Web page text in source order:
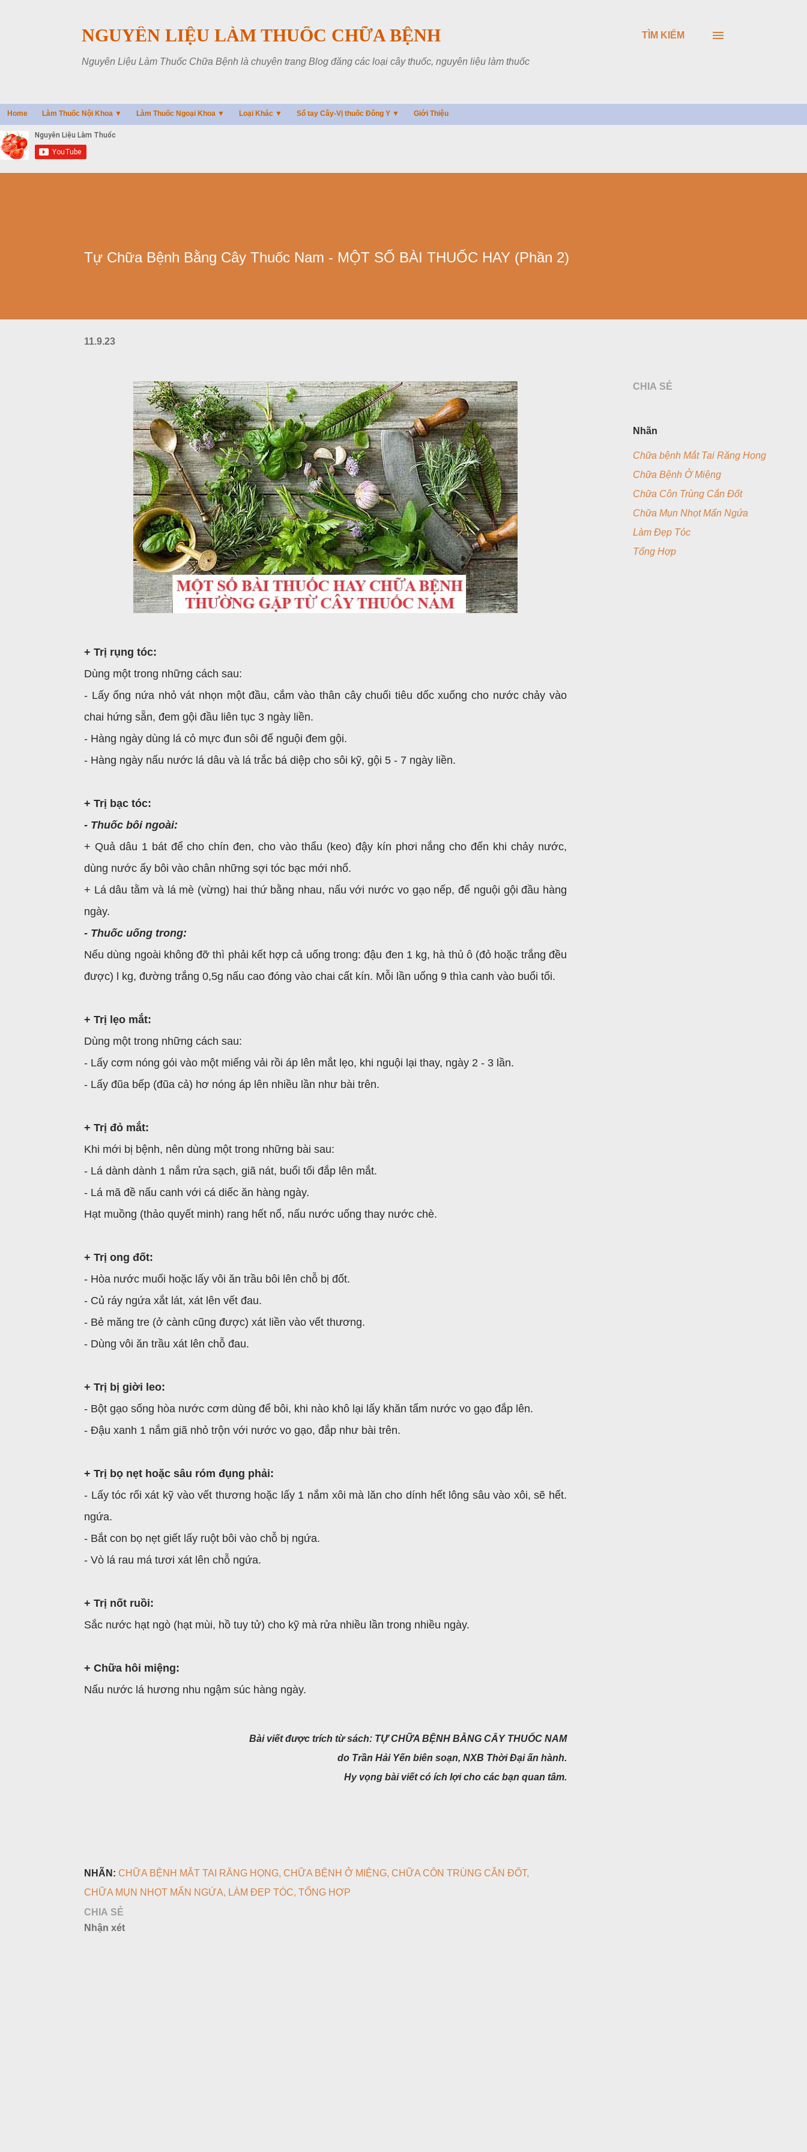
NGUYÊN LIỆU LÀM THUỐC CHỮA BỆNH
Nguyên Liệu Làm Thuốc Chữa Bệnh là chuyên trang Blog đăng các loại cây thuốc, nguyên liệu làm thuốc
TÌM KIẾM
Home Làm Thuốc Nội Khoa ▼ Làm Thuốc Ngoại Khoa ▼ Loại Khác ▼ Sổ tay Cây-Vị thuốc Đông Y ▼ Giới Thiệu
Tự Chữa Bệnh Bằng Cây Thuốc Nam - MỘT SỐ BÀI THUỐC HAY (Phần 2)
11.9.23
+ Trị rụng tóc:
Dùng một trong những cách sau:
- Lấy ống nứa nhỏ vát nhọn một đầu, cắm vào thân cây chuối tiêu dốc xuống cho nước chảy vào
chai hứng sẵn, đem gội đầu liên tục 3 ngày liền.
- Hàng ngày dùng lá cỏ mực đun sôi để nguội đem gội.
- Hàng ngày nấu nước lá dâu và lá trắc bá diệp cho sôi kỹ, gội 5 - 7 ngày liền.
+ Trị bạc tóc:
- Thuốc bôi ngoài:
+ Quả dâu 1 bát để cho chín đen, cho vào thẩu (keo) đậy kín phơi nắng cho đến khi chảy nước,
dùng nước ấy bôi vào chân những sợi tóc bạc mới nhổ.
+ Lá dâu tằm và lá mè (vừng) hai thứ bằng nhau, nấu với nước vo gạo nếp, để nguội gội đầu hàng
ngày.
- Thuốc uống trong:
Nếu dùng ngoài không đỡ thì phải kết hợp cả uống trong: đậu đen 1 kg, hà thủ ô (đỏ hoặc trắng đều
được) l kg, đường trắng 0,5g nấu cao đóng vào chai cất kín. Mỗi lần uống 9 thìa canh vào buổi tối.
+ Trị lẹo mắt:
Dùng một trong những cách sau:
- Lấy cơm nóng gói vào một miếng vải rồi áp lên mắt lẹo, khi nguội lại thay, ngày 2 - 3 lần.
- Lấy đũa bếp (đũa cả) hơ nóng áp lên nhiều lần như bài trên.
+ Trị đỏ mắt:
Khi mới bị bệnh, nên dùng một trong những bài sau:
- Lá dành dành 1 nắm rửa sạch, giã nát, buổi tối đắp lên mắt.
- Lá mã đề nấu canh với cá diếc ăn hàng ngày.
Hạt muồng (thảo quyết minh) rang hết nổ, nấu nước uống thay nước chè.
+ Trị ong đốt:
- Hòa nước muối hoặc lấy vôi ăn trầu bôi lên chỗ bị đốt.
- Củ ráy ngứa xắt lát, xát lên vết đau.
- Bẻ măng tre (ở cành cũng được) xát liền vào vết thương.
- Dùng vôi ăn trầu xát lên chỗ đau.
+ Trị bị giời leo:
- Bột gạo sống hòa nước cơm dùng để bôi, khi nào khô lại lấy khăn tẩm nước vo gạo đắp lên.
- Đậu xanh 1 nắm giã nhỏ trộn với nước vo gạo, đắp như bài trên.
+ Trị bọ nẹt hoặc sâu róm đụng phải:
- Lấy tóc rối xát kỹ vào vết thương hoặc lấy 1 nắm xôi mà lăn cho dính hết lông sâu vào xôi, sẽ hết.
ngứa.
- Bắt con bọ nẹt giết lấy ruột bôi vào chỗ bị ngứa.
- Vò lá rau má tươi xát lên chỗ ngứa.
+ Trị nốt ruồi:
Sắc nước hạt ngò (hạt mùi, hồ tuy tử) cho kỹ mà rửa nhiều lần trong nhiều ngày.
+ Chữa hôi miệng:
Nấu nước lá hương nhu ngậm súc hàng ngày.
Bài viết được trích từ sách: TỰ CHỮA BỆNH BẰNG CÂY THUỐC NAM
do Trần Hải Yến biên soạn, NXB Thời Đại ấn hành.
Hy vọng bài viết có ích lợi cho các bạn quan tâm.
CHIA SẺ
Nhãn
Chữa bệnh Mắt Tai Răng Họng
Chữa Bệnh Ở Miệng
Chữa Côn Trùng Cắn Đốt
Chữa Mụn Nhọt Mẩn Ngứa
Làm Đẹp Tóc
Tổng Hợp
NHÃN: CHỮA BỆNH MẮT TAI RĂNG HỌNG CHỮA BỆNH Ở MIỆNG CHỮA CÔN TRÙNG CẮN ĐỐT
CHỮA MỤN NHỌT MẨN NGỨA
LÀM ĐẸP TÓC TỔNG HỢP
CHIA SẺ
Nhận xét